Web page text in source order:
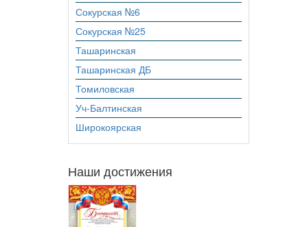
Сокурская №6
Сокурская №25
Ташаринская
Ташаринская ДБ
Томиловская
Уч-Балтинская
Широкоярская
Наши достижения